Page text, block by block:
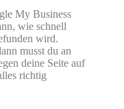
My Business
wie schnell
wird.
musst du an
deine Seite auf
richtig